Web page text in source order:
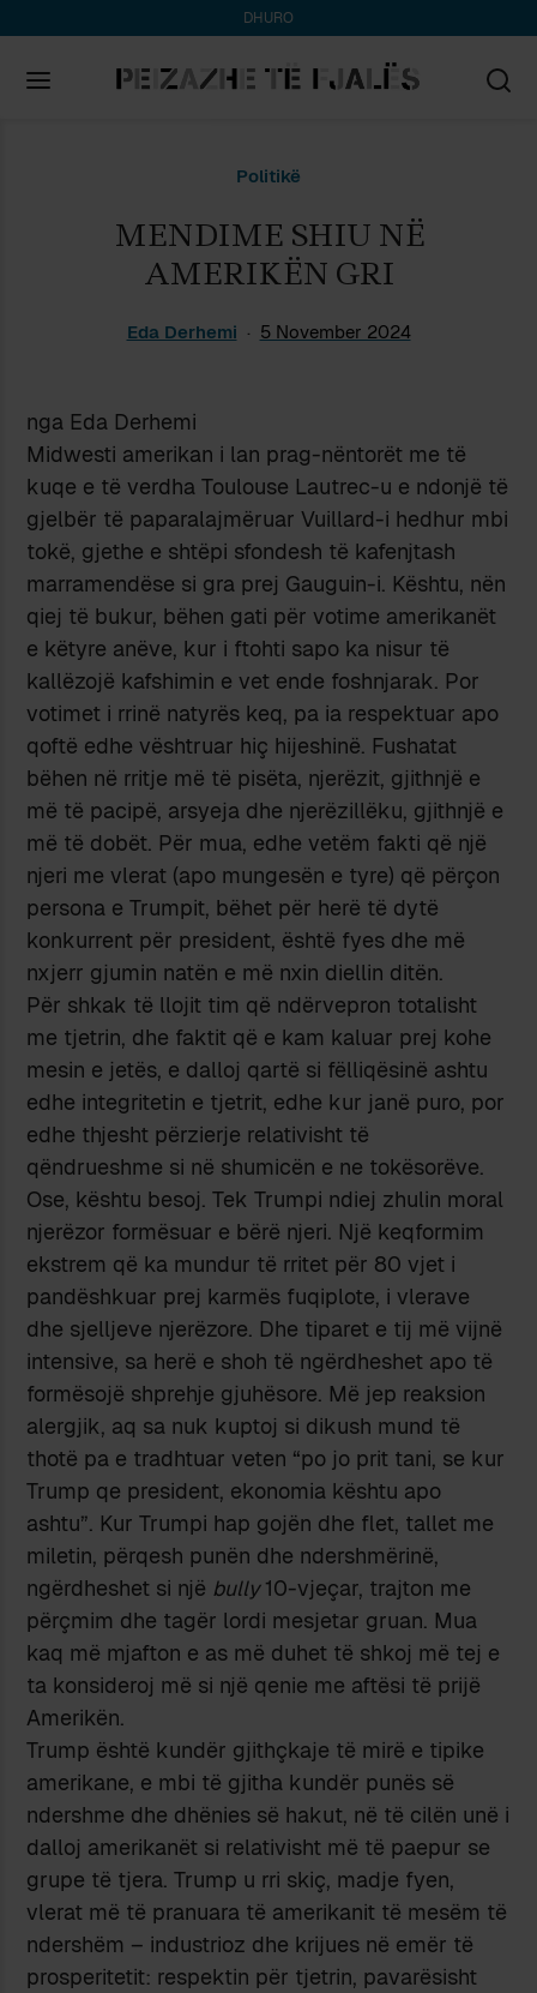
DHURO
Politikë
MENDIME SHIU NË
AMERIKËN GRI
Eda Derhemi 5 November 2024
nga Eda Derhemi
Midwesti amerikan i lan prag-nëntorët me të
kuqe e të verdha Toulouse Lautrec-u e ndonjë të
gjelbër të paparalajmëruar Vuillard-i hedhur mbi
tokë, gjethe e shtëpi sfondesh të kafenjtash
marramendëse si gra prej Gauguin-i. Kështu, nën
qiej të bukur, bëhen gati për votime amerikanët
e këtyre anëve, kur i ftohti sapo ka nisur të
kallëzojë kafshimin e vet ende foshnjarak. Por
votimet i rrinë natyrës keq, pa ia respektuar apo
qoftë edhe vështruar hiç hijeshinë. Fushatat
bëhen në rritje më të pisëta, njerëzit, gjithnjë e
më të pacipë, arsyeja dhe njerëzillëku, gjithnjë e
më të dobët. Për mua, edhe vetëm fakti që një
njeri me vlerat (apo mungesën e tyre) që përçon
persona e Trumpit, bëhet për herë të dytë
konkurrent për president, është fyes dhe më
nxjerr gjumin natën e më nxin diellin ditën.
Për shkak të llojit tim që ndërvepron totalisht
me tjetrin, dhe faktit që e kam kaluar prej kohe
mesin e jetës, e dalloj qartë si fëlliqësinë ashtu
edhe integritetin e tjetrit, edhe kur janë puro, por
edhe thjesht përzierje relativisht të
qëndrueshme si në shumicën e ne tokësorëve.
Ose, kështu besoj. Tek Trumpi ndiej zhulin moral
njerëzor formësuar e bërë njeri. Një keqformim
ekstrem që ka mundur të rritet për 80 vjet i
pandëshkuar prej karmës fuqiplote, i vlerave
dhe sjelljeve njerëzore. Dhe tiparet e tij më vijnë
intensive, sa herë e shoh të ngërdheshet apo të
formësojë shprehje gjuhësore. Më jep reaksion
alergjik, aq sa nuk kuptoj si dikush mund të
thotë pa e tradhtuar veten “po jo prit tani, se kur
Trump qe president, ekonomia kështu apo
ashtu”. Kur Trumpi hap gojën dhe flet, tallet me
miletin, përqesh punën dhe ndershmërinë,
ngërdheshet si një bully10-vjeçar, trajton me
përçmim dhe tagër lordi mesjetar gruan. Mua
kaq më mjafton e as më duhet të shkoj më tej e
ta konsideroj më si një qenie me aftësi të prijë
Amerikën.
Trump është kundër gjithçkaje të mirë e tipike
amerikane, e mbi të gjitha kundër punës së
ndershme dhe dhënies së hakut, në të cilën unë i
dalloj amerikanët si relativisht më të paepur se
grupe të tjera. Trump u rri skiç, madje fyen,
vlerat më të pranuara të amerikanit të mesëm të
ndershëm – industrioz dhe krijues në emër të
prosperitetit: respektin për tjetrin, pavarësisht